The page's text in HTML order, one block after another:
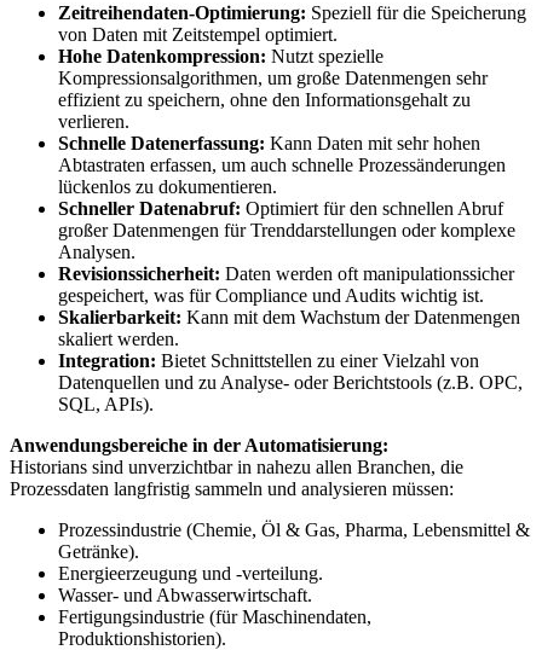
Zeitreihendaten-Optimierung: Speziell für die Speicherung
von Daten mit Zeitstempel optimiert.
Hohe Datenkompression: Nutzt spezielle
Kompressionsalgorithmen, um große Datenmengen sehr
effizient zu speichern, ohne den Informationsgehalt zu
verlieren.
Schnelle Datenerfassung: Kann Daten mit sehr hohen
Abtastraten erfassen, um auch schnelle Prozessänderungen
lückenlos zu dokumentieren.
Schneller Datenabruf: Optimiert für den schnellen Abruf
großer Datenmengen für Trenddarstellungen oder komplexe
Analysen.
Revisionssicherheit: Daten werden oft manipulationssicher
gespeichert, was für Compliance und Audits wichtig ist.
Skalierbarkeit: Kann mit dem Wachstum der Datenmengen
skaliert werden.
Integration: Bietet Schnittstellen zu einer Vielzahl von
Datenquellen und zu Analyse- oder Berichtstools (z.B. OPC,
SQL, APIs).
Anwendungsbereiche in der Automatisierung:
Historians sind unverzichtbar in nahezu allen Branchen, die
Prozessdaten langfristig sammeln und analysieren müssen:
Prozessindustrie (Chemie, Öl & Gas, Pharma, Lebensmittel &
Getränke).
Energieerzeugung und -verteilung.
Wasser- und Abwasserwirtschaft.
Fertigungsindustrie (für Maschinendaten,
Produktionshistorien).